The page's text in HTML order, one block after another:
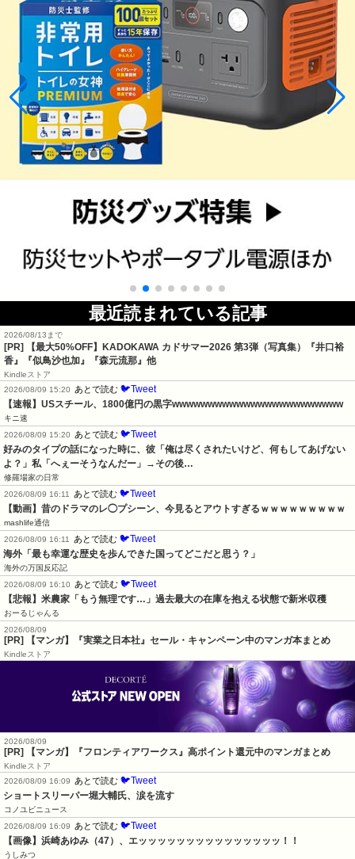
最近読まれている記事
2026/08/13まで
[PR]
【最大50%OFF】KADOKAWA カドサマー2026 第3弾（写真集）『井口裕
香』『似鳥沙也加』『森元流那』他
Kindleストア
2026/08/09 15:20
あとで読む 🐦Tweet
【速報】USスチール、1800億円の黒字wwwwwwwwwwwwwwwwwwwwwwww
キニ速
2026/08/09 15:20
あとで読む 🐦Tweet
好みのタイプの話になった時に、彼「俺は尽くされたいけど、何もしてあげない
よ？」私「へぇーそうなんだー」→その後…
修羅場家の日常
2026/08/09 16:11
あとで読む 🐦Tweet
【動画】昔のドラマのレ◯プシーン、今見るとアウトすぎるｗｗｗｗｗｗｗｗｗ
mashlife通信
2026/08/09 16:11
あとで読む 🐦Tweet
海外「最も幸運な歴史を歩んできた国ってどこだと思う？」
海外の万国反応記
2026/08/09 16:10
あとで読む 🐦Tweet
【悲報】米農家「もう無理です…」過去最大の在庫を抱える状態で新米収穫
おーるじゃんる
2026/08/09
[PR] 【マンガ】『実業之日本社』セール・キャンペーン中のマンガ本まとめ
Kindleストア
2026/08/09
[PR] 【マンガ】『フロンティアワークス』高ポイント還元中のマンガまとめ
Kindleストア
2026/08/09 16:09
あとで読む 🐦Tweet
ショートスリーパー堀大輔氏、涙を流す
コノユビニュース
2026/08/09 16:09
あとで読む 🐦Tweet
【画像】浜崎あゆみ（47）、エッッッッッッッッッッッッッッッ！！
うしみつ